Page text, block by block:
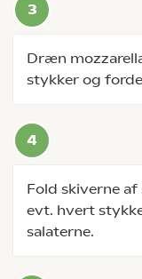
Dræn
stykker og
Fold skiverne af
evt. hvert
salaterne.